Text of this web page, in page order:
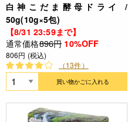
白神こだま酵母ドライ /
50g(10g×5包)
【8/31 23:59まで】
通常価格896円 10%OFF
806円 (税込)
（13件）
買い物かごに入れる